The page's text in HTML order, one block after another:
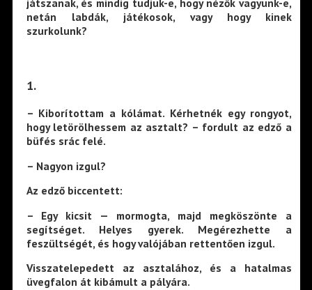
netán labdák, játékosok, vagy hogy kinek
szurkolunk?
1.
– Kiborítottam a kólámat. Kérhetnék egy rongyot,
hogy letörölhessem az asztalt? – fordult az edző a
büfés srác felé.
– Nagyon izgul?
Az edző biccentett:
– Egy kicsit — mormogta, majd megköszönte a
segítséget. Helyes gyerek. Megérezhette a
feszültségét, és hogy valójában rettentően izgul.
Visszatelepedett az asztalához, és a hatalmas
üvegfalon át kibámult a pályára.